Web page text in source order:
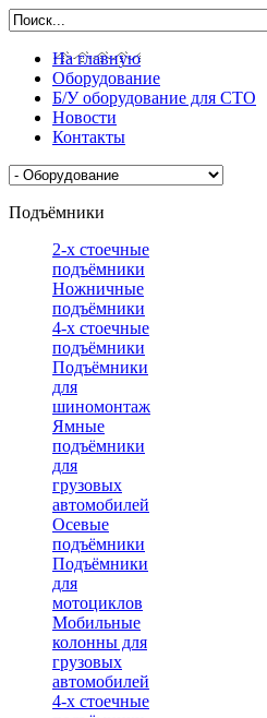
На главную
Оборудование
Б/У оборудование для СТО
Новости
Контакты
Подъёмники
2-х стоечные
подъёмники
Ножничные
подъёмники
4-х стоечные
подъёмники
Подъёмники
для
шиномонтажа
Ямные
подъёмники
для
грузовых
автомобилей
Осевые
подъёмники
Подъёмники
для
мотоциклов
Мобильные
колонны для
грузовых
автомобилей
4-х стоечные